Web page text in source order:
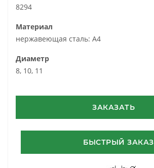
8294
Материал
нержавеющая сталь: A4
Диаметр
8, 10, 11
ЗАКАЗАТЬ
БЫСТРЫЙ ЗАКАЗ